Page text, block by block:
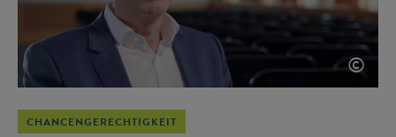
©
CHANCENGERECHTIGKEIT